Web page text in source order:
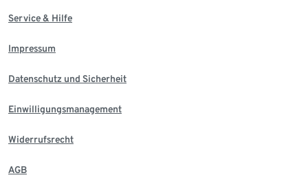
Service & Hilfe
Impressum
Datenschutz und Sicherheit
Einwilligungsmanagement
Widerrufsrecht
AGB